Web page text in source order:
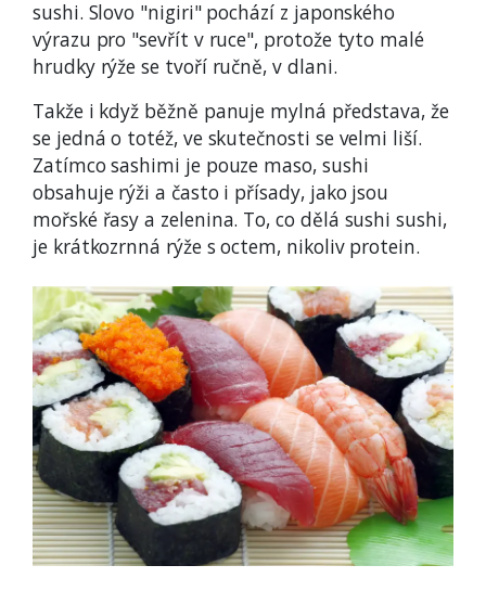
sushi. Slovo "nigiri" pochází z japonského
výrazu pro "sevřít v ruce", protože tyto malé
hrudky rýže se tvoří ručně, v dlani.
Takže i když běžně panuje mylná představa, že
se jedná o totéž, ve skutečnosti se velmi liší.
Zatímco sashimi je pouze maso, sushi
obsahuje rýži a často i přísady, jako jsou
mořské řasy a zelenina. To, co dělá sushi sushi,
je krátkozrnná rýže s octem, nikoliv protein.